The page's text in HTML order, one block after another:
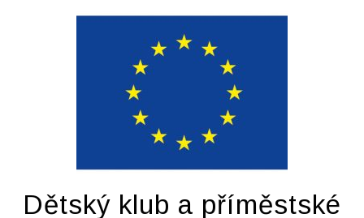
Dětský klub a příměstské